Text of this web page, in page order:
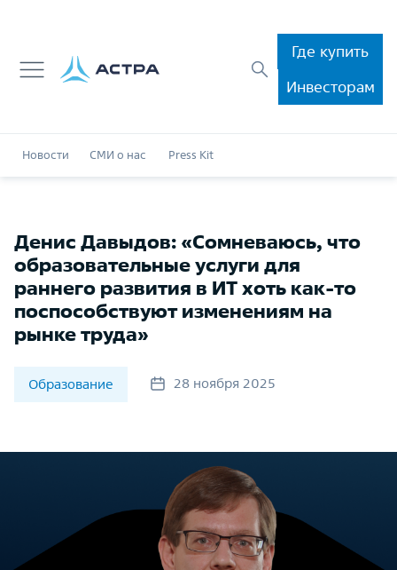
Где купить
Инвесторам
Новости СМИ о нас Press Kit
Денис Давыдов: «Сомневаюсь, что
образовательные услуги для
раннего развития в ИТ хоть как-то
поспособствуют изменениям на
рынке труда»
Образование 28 ноября 2025